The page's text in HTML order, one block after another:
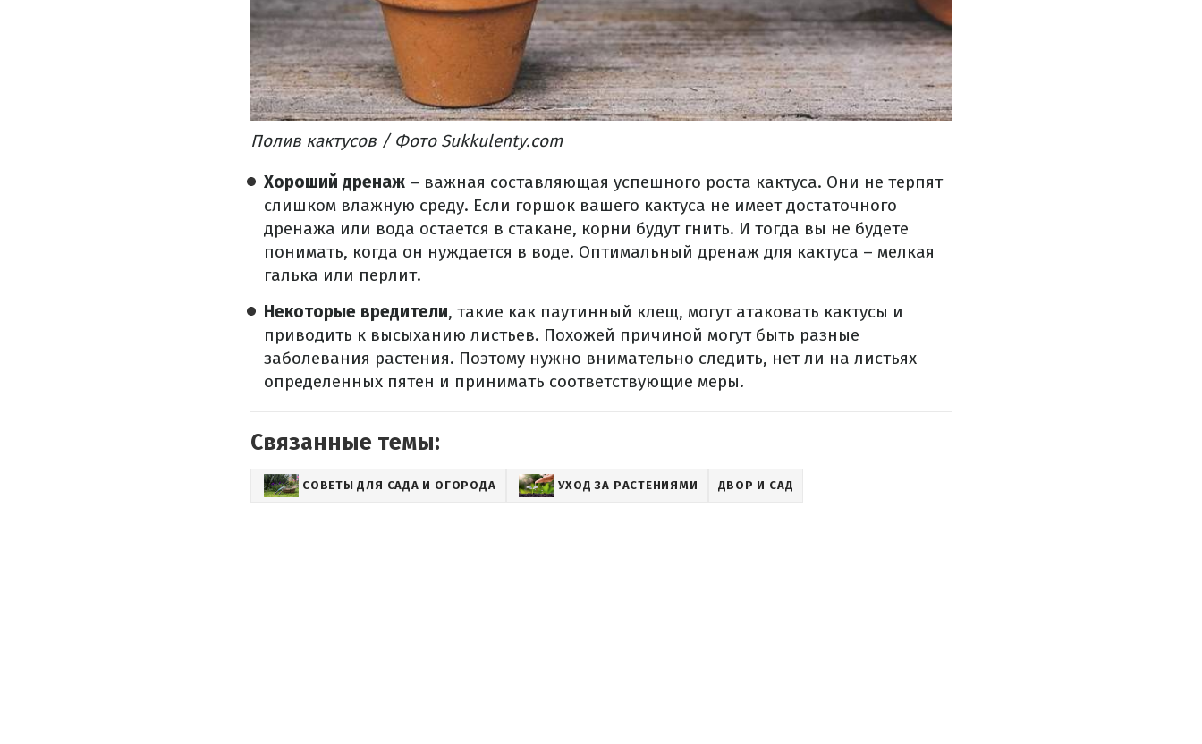
Полив кактусов / Фото Sukkulenty.com
Хороший дренаж – важная составляющая успешного роста кактуса. Они не терпят
слишком влажную среду. Если горшок вашего кактуса не имеет достаточного
дренажа или вода остается в стакане, корни будут гнить. И тогда вы не будете
понимать, когда он нуждается в воде. Оптимальный дренаж для кактуса – мелкая
галька или перлит.
Некоторые вредители, такие как паутинный клещ, могут атаковать кактусы и
приводить к высыханию листьев. Похожей причиной могут быть разные
заболевания растения. Поэтому нужно внимательно следить, нет ли на листьях
определенных пятен и принимать соответствующие меры.
Связанные темы:
СОВЕТЫ ДЛЯ САДА И ОГОРОДА УХОД ЗА РАСТЕНИЯМИ ДВОР И САД